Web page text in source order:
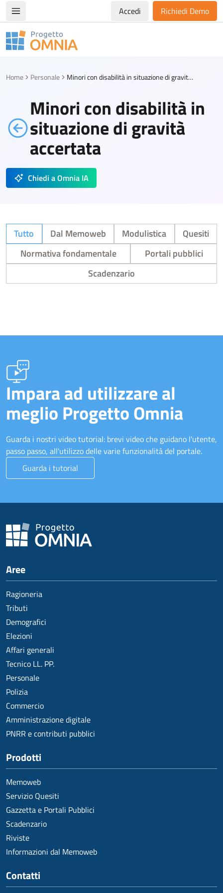
Apri/chiudi menù di navigazioneAccedi Richiedi Demo
Progetto Omnia
Home Personale Minori con disabilità in situazione di gravità accertata
Minori con disabilità in
situazione di gravità
accertata
Chiedi a Omnia IA
Tutto Dal Memoweb Modulistica
Quesiti
Normativa fondamentale
Portali pubblici
Scadenzario
Impara ad utilizzare al
meglio Progetto Omnia
Guarda i nostri video tutorial: brevi video che guidano l'utente,
passo passo, all'utilizzo delle varie funzionalità del portale.
Guarda i tutorial
Aree
Ragioneria
Tributi
Demografici
Elezioni
Affari generali
Tecnico LL. PP.
Personale
Polizia
Commercio
Amministrazione digitale
PNRR e contributi pubblici
Prodotti
Memoweb
Servizio Quesiti
Gazzetta e Portali Pubblici
Scadenzario
Riviste
Informazioni dal Memoweb
Contatti